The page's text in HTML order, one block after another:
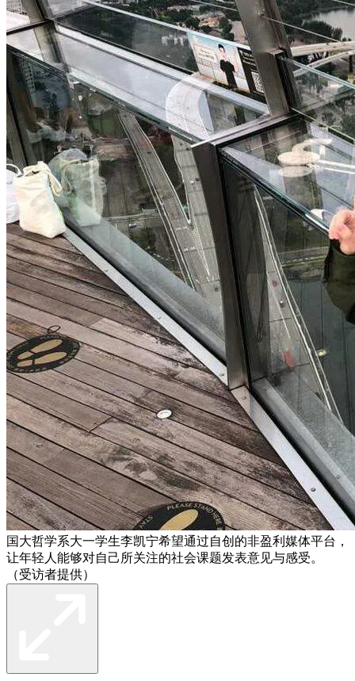
国大哲学系大一学生李凯宁希望通过自创的非盈利媒体平台，
让年轻人能够对自己所关注的社会课题发表意见与感受。
（受访者提供）